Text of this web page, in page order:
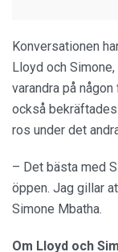
Konversationen
Lloyd och
varandra på
också
ros under det
– Det bästa med
öppen. Jag gillar
Simone Mbatha.
Om Lloyd och